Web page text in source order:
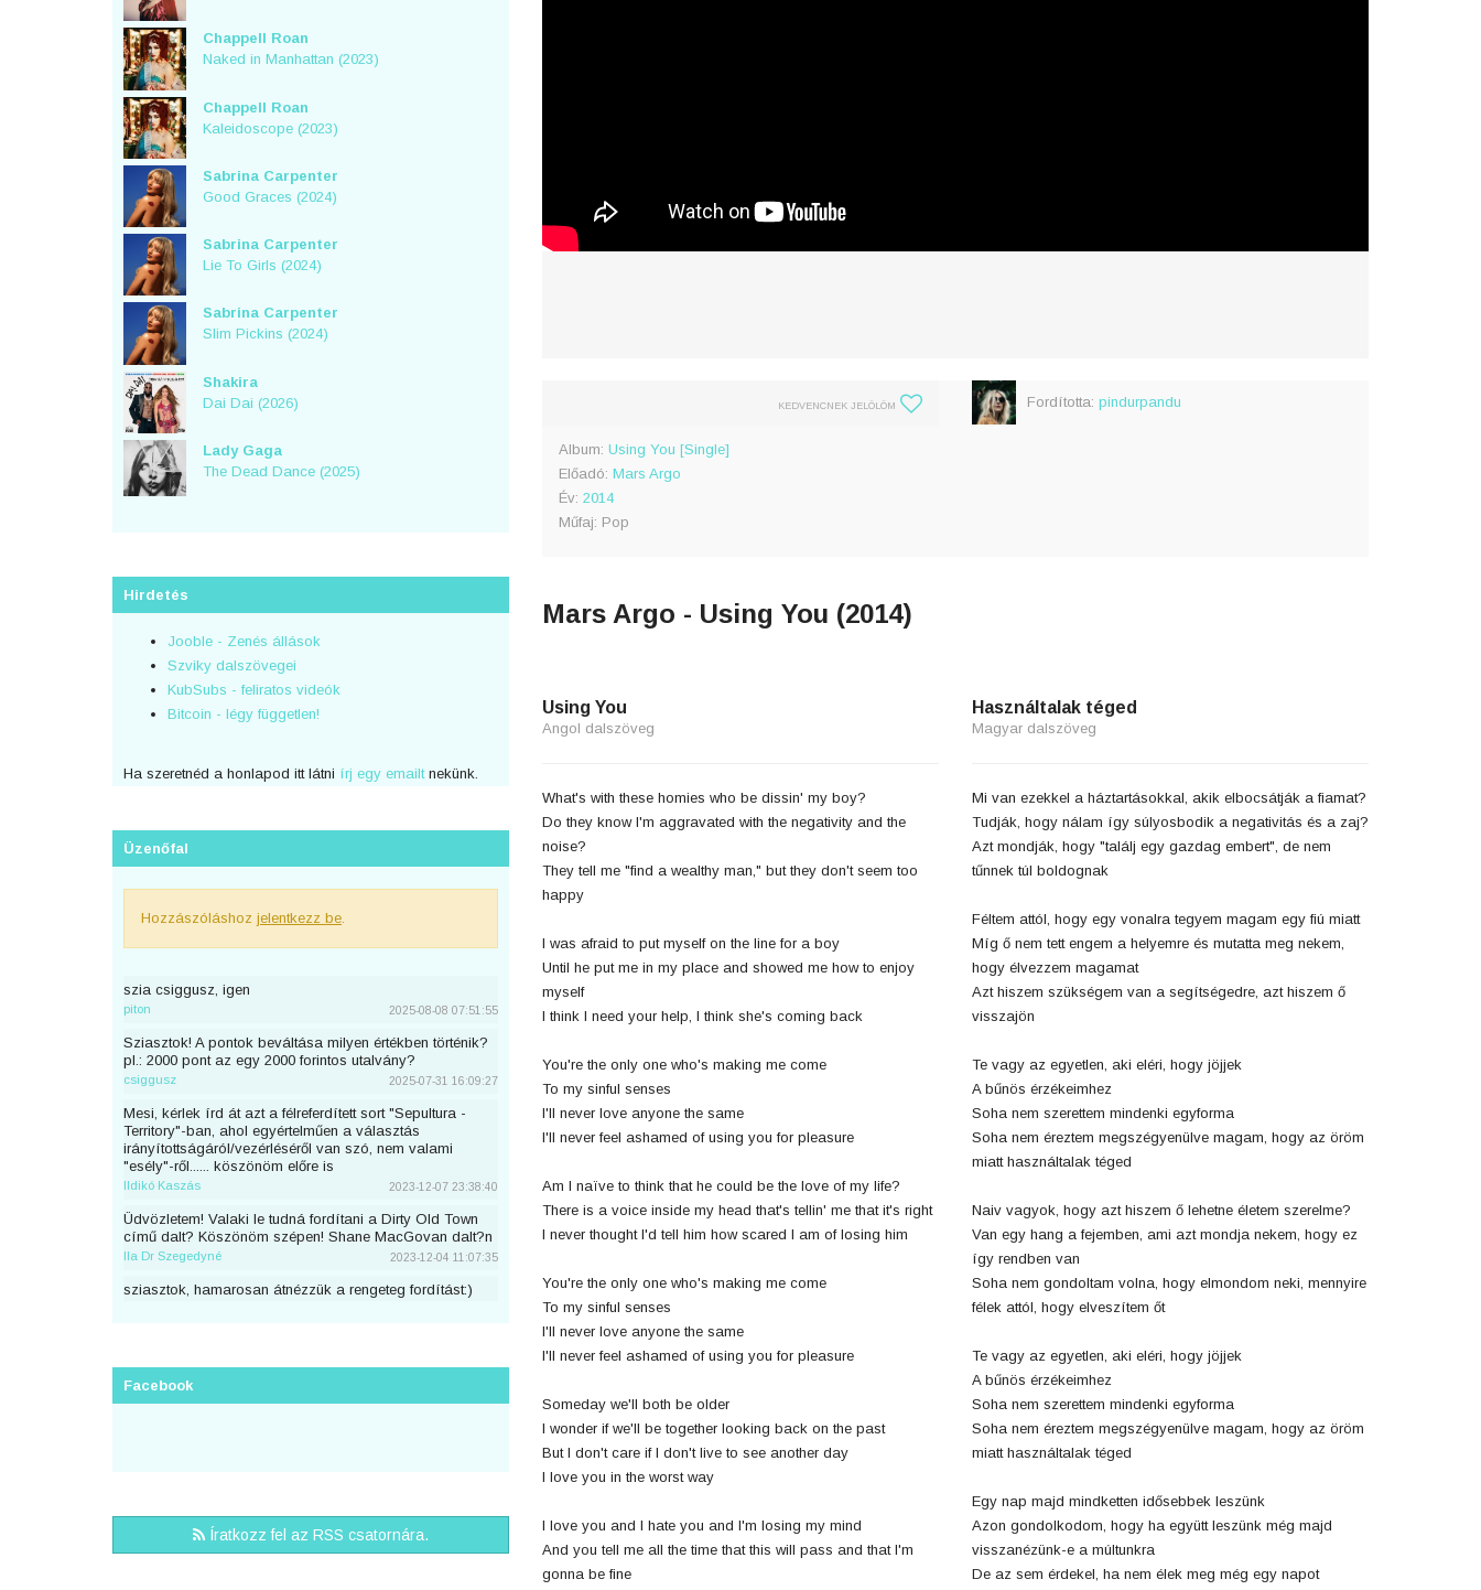
Chappell Roan
Naked in Manhattan (2023)
Chappell Roan
Kaleidoscope (2023)
Sabrina Carpenter
Good Graces (2024)
Sabrina Carpenter
Lie To Girls (2024)
Sabrina Carpenter
Slim Pickins (2024)
Shakira
Dai Dai (2026)
Lady Gaga
The Dead Dance (2025)
Hirdetés
Jooble - Zenés állások
Szviky dalszövegei
KubSubs - feliratos videók
Bitcoin - légy független!
Ha szeretnéd a honlapod itt látni írj egy emailtnekünk.
Üzenőfal
Hozzászóláshoz jelentkezz be
szia csiggusz, igen
piton 2025-08-08 07:51:55
Sziasztok! A pontok beváltása milyen értékben történik?
pl.: 2000 pont az egy 2000 forintos utalvány?
csiggusz 2025-07-31 16:09:27
Mesi, kérlek írd át azt a félreferdített sort "Sepultura -
Territory"-ban, ahol egyértelműen a választás
irányítottságáról/vezérléséről van szó, nem valami
"esély"-ről...... köszönöm előre is
Ildikó Kaszás 2023-12-07 23:38:40
Üdvözletem! Valaki le tudná fordítani a Dirty Old Town
című dalt? Köszönöm szépen! Shane MacGovan dalt?n
Ila Dr Szegedyné 2023-12-04 11:07:35
sziasztok, hamarosan átnézzük a rengeteg fordítást:)
előtte. Át lehetne még írni a nevemre? Köszi <3
Sziasztok, én küldtem be most Taylor Swifttől a Great
War című számot, de véletlen nem voltam bejelentkezve.
A nevemre lehetne írni?
Facebook
Íratkozz fel az RSS csatornára.
KEDVENCNEK JELÖLÖM
Album: Using You [Single]
Előadó: Mars Argo
Év: 2014
Műfaj: Pop
Fordította: pindurpandu
Mars Argo - Using You (2014)
Using You
Angol dalszöveg
What's with these homies who be dissin' my boy?
Do they know I'm aggravated with the negativity and the
noise?
They tell me "find a wealthy man," but they don't seem too
happy
I was afraid to put myself on the line for a boy
Until he put me in my place and showed me how to enjoy
myself
I think I need your help, I think she's coming back
You're the only one who's making me come
To my sinful senses
I'll never love anyone the same
I'll never feel ashamed of using you for pleasure
Am I naïve to think that he could be the love of my life?
There is a voice inside my head that's tellin' me that it's right
I never thought I'd tell him how scared I am of losing him
You're the only one who's making me come
To my sinful senses
I'll never love anyone the same
I'll never feel ashamed of using you for pleasure
Someday we'll both be older
I wonder if we'll be together looking back on the past
But I don't care if I don't live to see another day
I love you in the worst way
I love you and I hate you and I'm losing my mind
And you tell me all the time that this will pass and that I'm
gonna be fine
Használtalak téged
Magyar dalszöveg
Mi van ezekkel a háztartásokkal, akik elbocsátják a fiamat?
Tudják, hogy nálam így súlyosbodik a negativitás és a zaj?
Azt mondják, hogy "találj egy gazdag embert", de nem
tűnnek túl boldognak
Féltem attól, hogy egy vonalra tegyem magam egy fiú miatt
Míg ő nem tett engem a helyemre és mutatta meg nekem,
hogy élvezzem magamat
Azt hiszem szükségem van a segítségedre, azt hiszem ő
visszajön
Te vagy az egyetlen, aki eléri, hogy jöjjek
A bűnös érzékeimhez
Soha nem szerettem mindenki egyforma
Soha nem éreztem megszégyenülve magam, hogy az öröm
miatt használtalak téged
Naiv vagyok, hogy azt hiszem ő lehetne életem szerelme?
Van egy hang a fejemben, ami azt mondja nekem, hogy ez
így rendben van
Soha nem gondoltam volna, hogy elmondom neki, mennyire
félek attól, hogy elveszítem őt
Te vagy az egyetlen, aki eléri, hogy jöjjek
A bűnös érzékeimhez
Soha nem szerettem mindenki egyforma
Soha nem éreztem megszégyenülve magam, hogy az öröm
miatt használtalak téged
Egy nap majd mindketten idősebbek leszünk
Azon gondolkodom, hogy ha együtt leszünk még majd
visszanézünk-e a múltunkra
De az sem érdekel, ha nem élek meg még egy napot